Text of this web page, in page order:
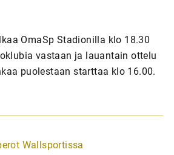
OmaSp Stadionilla klo 18.30
vastaan ja lauantain ottelu
puolestaan starttaa klo 16.00.
Wallsportissa